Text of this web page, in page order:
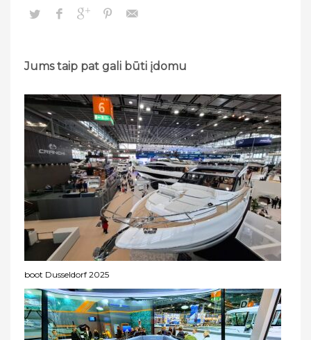
Jums taip pat gali būti įdomu
boot Dusseldorf 2025